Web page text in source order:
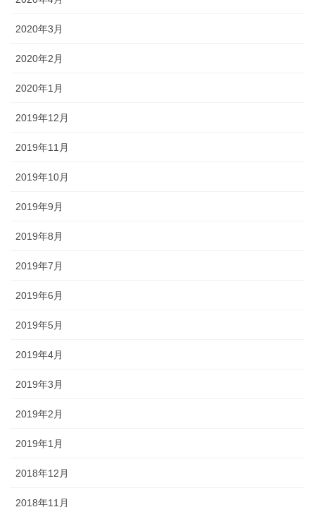
2020年3月
2020年2月
2020年1月
2019年12月
2019年11月
2019年10月
2019年9月
2019年8月
2019年7月
2019年6月
2019年5月
2019年4月
2019年3月
2019年2月
2019年1月
2018年12月
2018年11月